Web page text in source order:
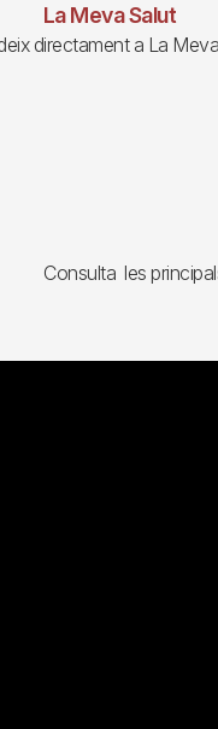
La Meva Salut
directament a La
Consulta les